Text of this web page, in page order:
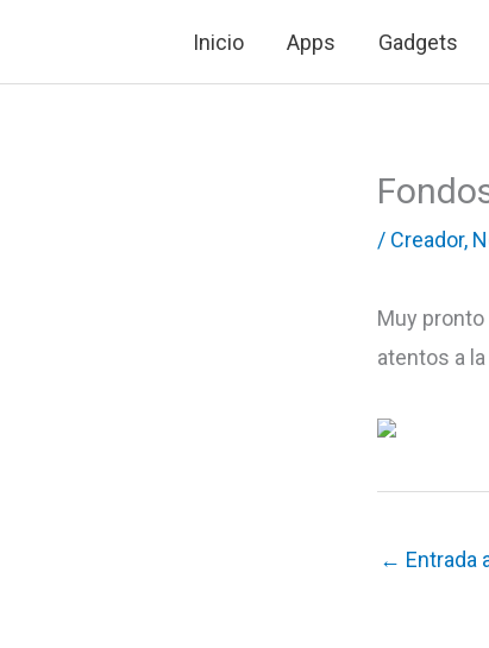
Inicio Apps Gadgets
/ Creador,
Muy
atentos a
← Entrada